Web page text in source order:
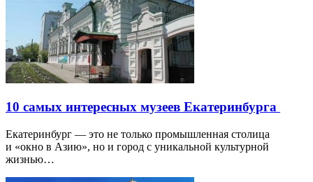
10 самых интересных музеев Екатеринбурга
Екатеринбург — это не только промышленная столица
и «окно в Азию», но и город с уникальной культурной
жизнью…